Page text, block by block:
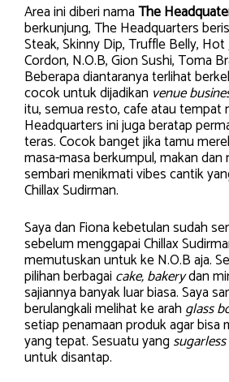
Area ini diberi namaThe
berkunjung, The Headquarters
Steak, Skinny Dip, Truffle Belly, Hot
Cordon, N.O.B, Gion Sushi, Toma
Beberapa diantaranya terlihat
cocok untuk dijadikan venue
itu, semua resto, cafe atau tempat
Headquarters ini juga beratap
teras. Cocok banget jika tamu
masa-masa berkumpul, makan
sembari menikmati vibes cantik
Chillax Sudirman.
Saya dan Fiona kebetulan sudah
sebelum menggapai Chillax
memutuskan untuk ke N.O.B aja.
pilihan berbagai cake, bakerydan
sajiannya banyak luar biasa. Saya
berulangkali melihat ke arah glass
setiap penamaan produk agar bisa
yang tepat. Sesuatu yang sugarless
untuk disantap.